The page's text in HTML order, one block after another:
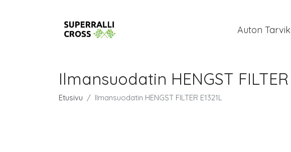
Auton
Ilmansuodatin HENGST FILTER
Etusivu Ilmansuodatin HENGST FILTER E1321L